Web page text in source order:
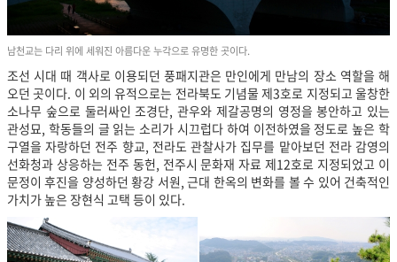
남천교는 다리 위에 세워진 아름다운 누각으로 유명한 곳이다.
조선 시대 때 객사로 이용되던 풍패지관은 만인에게 만남의 장소 역할을 해
오던 곳이다. 이 외의 유적으로는 전라북도 기념물 제3호로 지정되고 울창한
소나무 숲으로 둘러싸인 조경단, 관우와 제갈공명의 영정을 봉안하고 있는
관성묘, 학동들의 글 읽는 소리가 시끄럽다 하여 이전하였을 정도로 높은 학
구열을 자랑하던 전주 향교, 전라도 관찰사가 집무를 맡아보던 전라 감영의
선화청과 상응하는 전주 동헌, 전주시 문화재 자료 제12호로 지정되었고 이
문정이 후진을 양성하던 황강 서원, 근대 한옥의 변화를 볼 수 있어 건축적인
가치가 높은 장현식 고택 등이 있다.